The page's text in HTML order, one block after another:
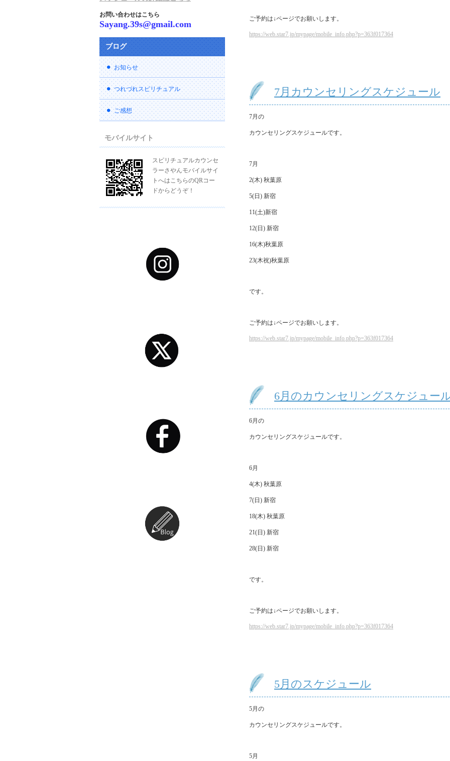
ご予約は↓ページでお願いします。
https://web.star7.jp/mypage/mobile_info.php?p=363f017364
7月カウンセリングスケジュール
7月の
カウンセリングスケジュールです。
7月
2(木) 秋葉原
5(日) 新宿
11(土)新宿
12(日) 新宿
16(木)秋葉原
23(木祝)秋葉原
です。
ご予約は↓ページでお願いします。
https://web.star7.jp/mypage/mobile_info.php?p=363f017364
6月のカウンセリングスケジュー
6月の
カウンセリングスケジュールです。
6月
4(木) 秋葉原
7(日) 新宿
18(木) 秋葉原
21(日) 新宿
28(日) 新宿
です。
ご予約は↓ページでお願いします。
https://web.star7.jp/mypage/mobile_info.php?p=363f017364
5月のスケジュール
5月の
カウンセリングスケジュールです。
5月
お問い合わせはこちら
Sayang.39s@gmail.com
ブログ
お知らせ
つれづれスピリチュアル
ご感想
モバイルサイト
スピリチュアルカウンセ
ラーさやんモバイルサイ
トへはこちらのQRコー
ドからどうぞ！